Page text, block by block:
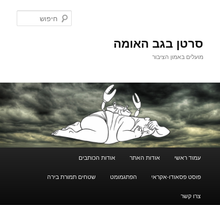
סרטן בגב האומה
מועלים באמון הציבור
עמוד ראשי אודות האתר אודות הכותבים
פוסט פסאודו-אקראי הפתגמומט שטחים תמורת בירה
צרו קשר